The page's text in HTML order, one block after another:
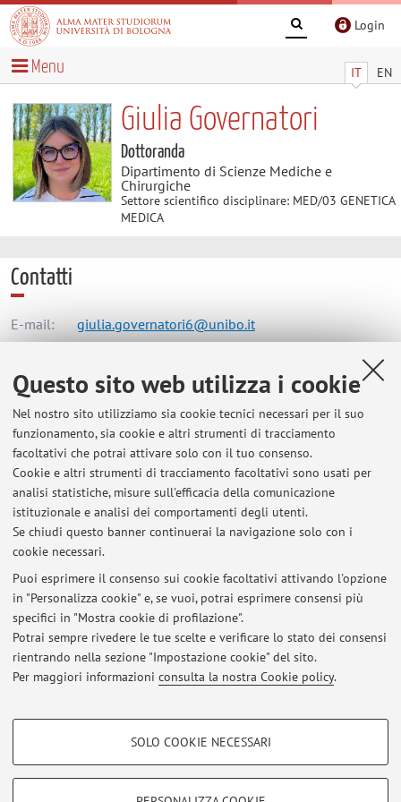
Questo sito web utilizza i cookie
Nel nostro sito utilizziamo sia cookie tecnici necessari per il suo
funzionamento, sia cookie e altri strumenti di tracciamento
facoltativi che potrai attivare solo con il tuo consenso.
Cookie e altri strumenti di tracciamento facoltativi sono usati per
analisi statistiche, misure sull'efficacia della comunicazione
istituzionale e analisi dei comportamenti degli utenti.
Se chiudi questo banner continuerai la navigazione solo con i
cookie necessari.
Puoi esprimere il consenso sui cookie facoltativi attivando l'opzione
in "Personalizza cookie" e, se vuoi, potrai esprimere consensi più
specifici in "Mostra cookie di profilazione".
Potrai sempre rivedere le tue scelte e verificare lo stato dei consensi
rientrando nella sezione "Impostazione cookie" del sito.
Per maggiori informazioni consulta la nostra Cookie policy.
COOKIE DI PROFILAZIONE - FACOLTATIVI
SOLO COOKIE NECESSARI
Login
IT EN
Menu
Giulia Governatori
Dottoranda
Dipartimento di Scienze Mediche e
Chirurgiche
Settore scientifico disciplinare: MED/03 GENETICA
MEDICA
Contatti
E-mail: giulia.governatori6@unibo.it
Dipartimento di Scienze Mediche e Chirurgiche
Via Massarenti 9, Bologna -Vai alla mappa
Risorse in rete
ORCID
Ultimi avvisi
Al momento non sono presenti avvisi.
Area riservata
Accedi tramiteloginper gestire tutti i contenuti del sito.